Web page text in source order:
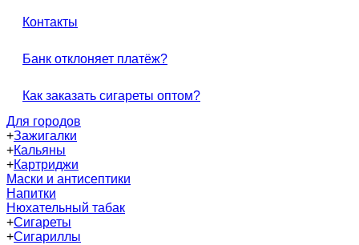
Контакты
Банк отклоняет платёж?
Как заказать сигареты оптом?
Для городов
+Зажигалки
+Кальяны
+Картриджи
Маски и антисептики
Напитки
Нюхательный табак
+Сигареты
+Сигариллы